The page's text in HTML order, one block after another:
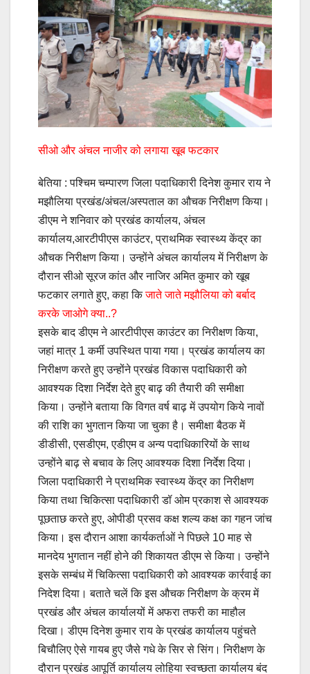
सीओ और अंचल नाजीर को लगाया खूब फटकार
बेतिया : पश्चिम चम्पारण जिला पदाधिकारी दिनेश कुमार राय ने
मझौलिया प्रखंड/अंचल/अस्पताल का औचक निरीक्षण किया।
डीएम ने शनिवार को प्रखंड कार्यालय, अंचल
कार्यालय,आरटीपीएस काउंटर, प्राथमिक स्वास्थ्य केंद्र का
औचक निरीक्षण किया। उन्होंने अंचल कार्यालय में निरीक्षण के
दौरान सीओ सूरज कांत और नाजिर अमित कुमार को खूब
फटकार लगाते हुए, कहा किजाते जाते मझौलिया को बर्बाद
करके जाओगे क्या..?
इसके बाद डीएम ने आरटीपीएस काउंटर का निरीक्षण किया,
जहां मात्र 1 कर्मी उपस्थित पाया गया। प्रखंड कार्यालय का
निरीक्षण करते हुए उन्होंने प्रखंड विकास पदाधिकारी को
आवश्यक दिशा निर्देश देते हुए बाढ़ की तैयारी की समीक्षा
किया। उन्होंने बताया कि विगत वर्ष बाढ़ में उपयोग किये नावों
की राशि का भुगतान किया जा चुका है। समीक्षा बैठक में
डीडीसी, एसडीएम, एडीएम व अन्य पदाधिकारियों के साथ
उन्होंने बाढ़ से बचाव के लिए आवश्यक दिशा निर्देश दिया।
जिला पदाधिकारी ने प्राथमिक स्वास्थ्य केंद्र का निरीक्षण
किया तथा चिकित्सा पदाधिकारी डॉ ओम प्रकाश से आवश्यक
पूछताछ करते हुए, ओपीडी प्रसव कक्ष शल्य कक्ष का गहन जांच
किया। इस दौरान आशा कार्यकर्ताओं ने पिछले 10 माह से
मानदेय भुगतान नहीं होने की शिकायत डीएम से किया। उन्होंने
इसके सम्बंध में चिकित्सा पदाधिकारी को आवश्यक कार्रवाई का
निदेश दिया। बताते चलें कि इस औचक निरीक्षण के क्रम में
प्रखंड और अंचल कार्यालयों में अफरा तफरी का माहौल
दिखा। डीएम दिनेश कुमार राय के प्रखंड कार्यालय पहुंचते
बिचौलिए ऐसे गायब हुए जैसे गधे के सिर से सिंग। निरीक्षण के
दौरान प्रखंड आपूर्ति कार्यालय लोहिया स्वच्छता कार्यालय बंद